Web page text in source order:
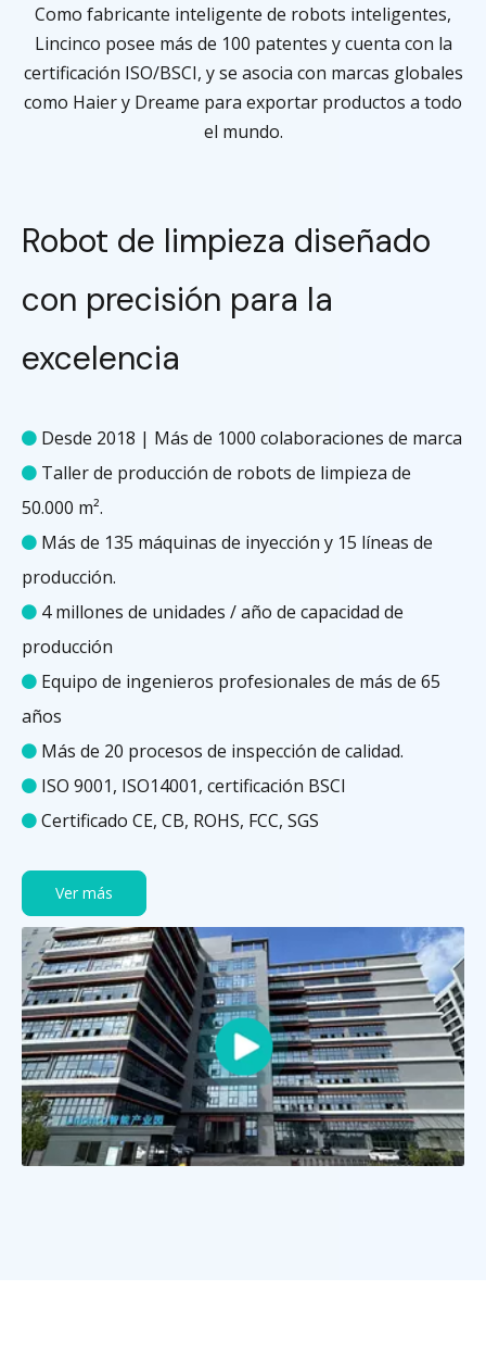
Como fabricante inteligente de robots inteligentes,
Lincinco posee más de 100 patentes y cuenta con la
certificación ISO/BSCI, y se asocia con marcas globales
como Haier y Dreame para exportar productos a todo
el mundo.
Robot de limpieza diseñado
con precisión para la
excelencia
 Desde 2018 | Más de 1000 colaboraciones de marca
 Taller de producción de robots de limpieza de
50.000 m².
 Más de 135 máquinas de inyección y 15 líneas de
producción.
 4 millones de unidades / año de capacidad de
producción
 Equipo de ingenieros profesionales de más de 65
años
 Más de 20 procesos de inspección de calidad.
 ISO 9001, ISO14001, certificación BSCI
 Certificado CE, CB, ROHS, FCC, SGS
Ver más